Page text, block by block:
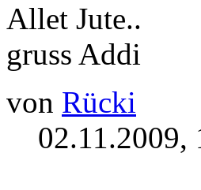
Allet Jute..
gruss Addi
von Rücki
02.11.2009,